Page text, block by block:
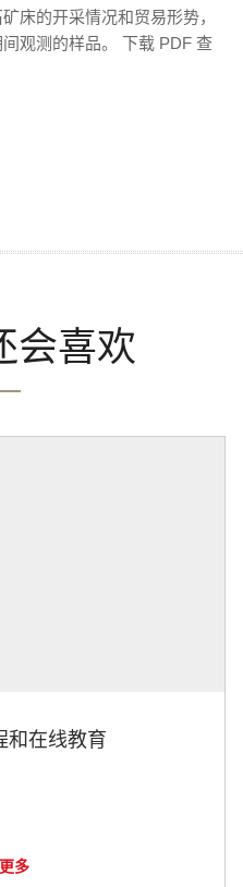
床的开采情况和贸易形势，
观测的样品。 下载 PDF 查
会喜欢
和在线教育
多